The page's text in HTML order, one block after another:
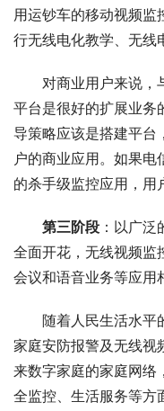
用运钞车的移动视频监
行无线电化教学、无线
对商业用户来说，
平台是很好的扩展业务
导策略应该是搭建平台
户的商业应用。如果
的杀手级监控应用，用
第三阶段 ：以广
全面开花，无线视频监
会议和语音业务等应用
随着人民生活水平
家庭安防报警及无线视
来数字家庭的家庭网络
全监控、生活服务等方